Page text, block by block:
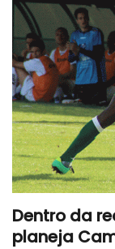
Dentro da
planeja